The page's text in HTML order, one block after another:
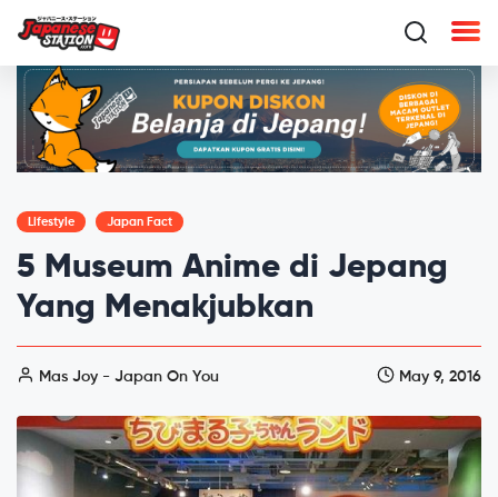
Lifestyle Japan Fact
5 Museum Anime di Jepang
Yang Menakjubkan
Mas Joy - Japan On You May 9, 2016